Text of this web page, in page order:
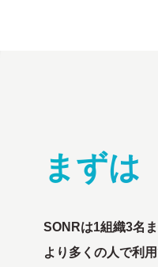
まずは
SONRは1組織3名
より多くの人で利